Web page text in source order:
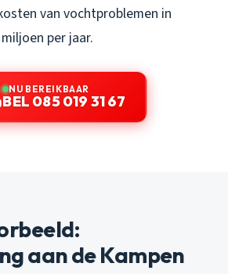
van vochtproblemen in
per jaar.
NU BEREIKBAAR
BEL 085 019 31 67
aan de Kampen